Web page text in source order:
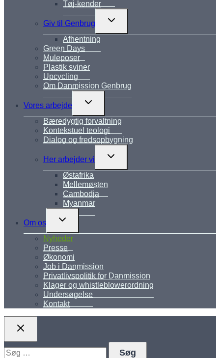
Tøj-kender
Giv til Genbrug
Skift
Afhentning
Green Days
Muleposer
Plastik sviner
Upcycling
Om Danmission Genbrug
Vores arbejde
Skift
Bæredygtig forvaltning
Kontekstuel teologi
Dialog og fredsopbygning
Her arbejder vi
Skift
Østafrika
Mellemøsten
Cambodja
Myanmar
Om os
Skift
Nyheder
Presse
Økonomi
Job i Danmission
Privatlivspolitik for Danmission
Klager og whistleblowerordning
Undersøgelse
Kontakt
Søg
efter: